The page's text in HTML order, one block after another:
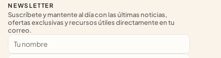
NEWSLETTER
Suscríbete y mantente al día con las últimas noticias,
ofertas exclusivas y recursos útiles directamente en tu
correo.